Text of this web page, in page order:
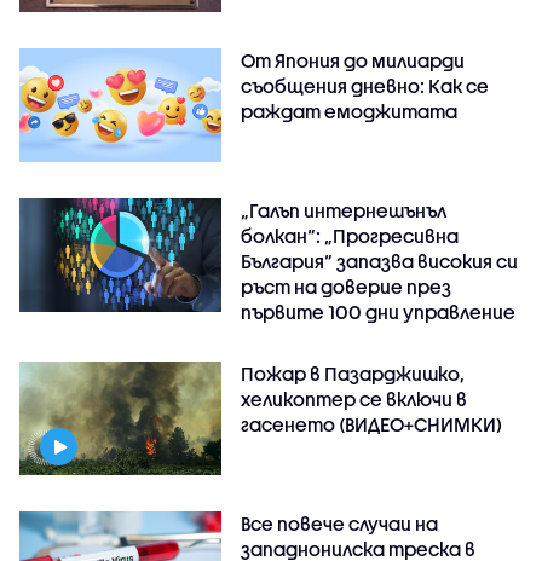
От Япония до милиарди
съобщения дневно: Как се
раждат емоджитата
„Галъп интернешънъл
болкан“: „Прогресивна
България“ запазва високия си
ръст на доверие през
първите 100 дни управление
Пожар в Пазарджишко,
хеликоптер се включи в
гасенето (ВИДЕО+СНИМКИ)
Все повече случаи на
западнонилска треска в